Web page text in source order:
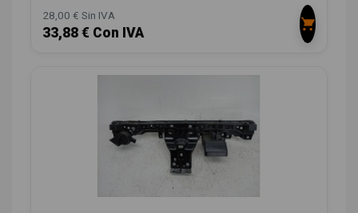
28,00 € Sin IVA
33,88 € Con IVA